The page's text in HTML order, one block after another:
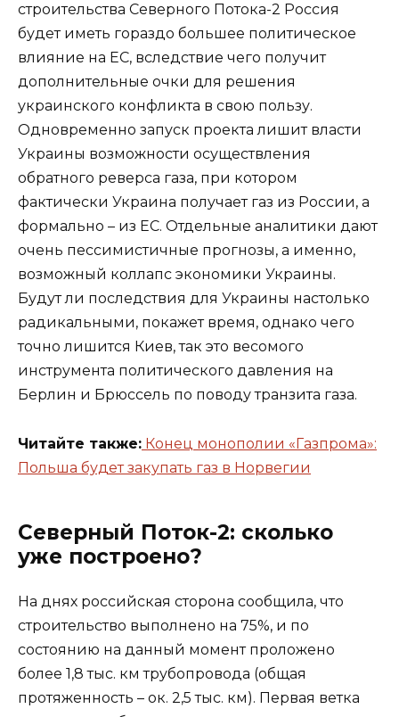
строительства Северного Потока-2 Россия
будет иметь гораздо большее политическое
влияние на ЕС, вследствие чего получит
дополнительные очки для решения
украинского конфликта в свою пользу.
Одновременно запуск проекта лишит власти
Украины возможности осуществления
обратного реверса газа, при котором
фактически Украина получает газ из России, а
формально – из ЕС. Отдельные аналитики дают
очень пессимистичные прогнозы, а именно,
возможный коллапс экономики Украины.
Будут ли последствия для Украины настолько
радикальными, покажет время, однако чего
точно лишится Киев, так это весомого
инструмента политического давления на
Берлин и Брюссель по поводу транзита газа.
Читайте также: Конец монополии «Газпрома»:
Польша будет закупать газ в Норвегии
Северный Поток-2: сколько
уже построено?
На днях российская сторона сообщила, что
строительство выполнено на 75%, и по
состоянию на данный момент проложено
более 1,8 тыс. км трубопровода (общая
протяженность – ок. 2,5 тыс. км). Первая ветка